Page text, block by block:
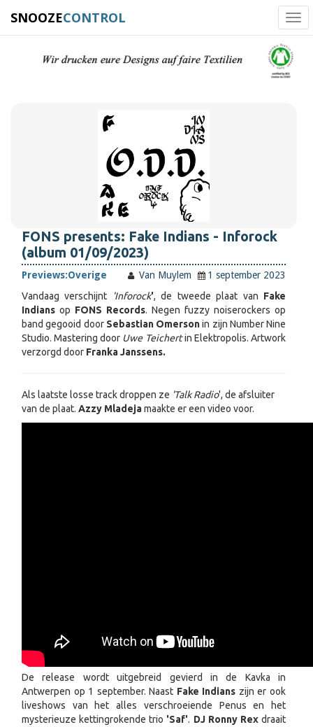
SNOOZECONTROL
FONS presents: Fake Indians - Inforock
(album 01/09/2023)
Previews:Overige Van Muylem
1 september 2023
Vandaag verschijnt
'Inforock', de tweede plaat van Fake
Indians op FONS Records. Negen fuzzy noiserockers op
band gegooid door Sebastian Omersonin zijn Number Nine
Studio. Mastering door Uwe Teichertin Elektropolis. Artwork
verzorgd door Franka Janssens.
Als laatste losse track droppen ze 'Talk Radio', de afsluiter
van de plaat. Azzy Mladejamaakte er een video voor.
De release wordt uitgebreid gevierd in de Kavka in
Antwerpen op 1 september. Naast Fake Indians zijn er ook
liveshows van het alles verschroeiende Penus en het
mysterieuze kettingrokende trio 'Saf'. DJ Ronny Rexdraait